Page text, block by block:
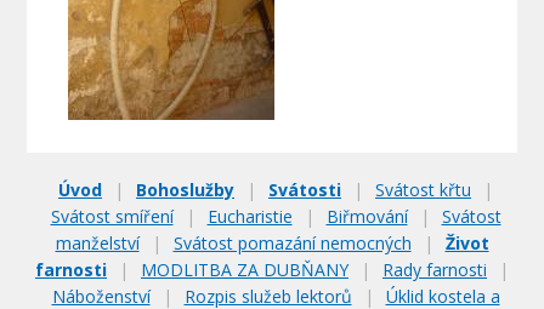
Úvod | Bohoslužby | Svátosti | Svátost křtu
|
Svátost smíření
| Eucharistie | Biřmování |
Svátost
manželství
| Svátost pomazání nemocných |
Život
farnosti
| MODLITBA ZA DUBŇANY | Rady farnosti
|
Náboženství
| Rozpis služeb lektorů | Úklid kostela a